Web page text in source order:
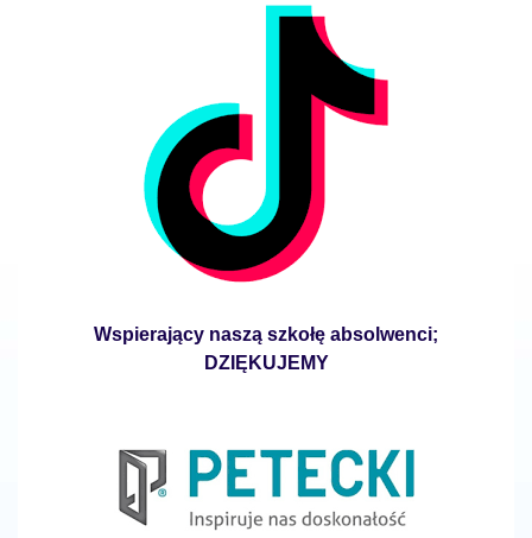
Wspierający naszą szkołę absolwenci;
DZIĘKUJEMY